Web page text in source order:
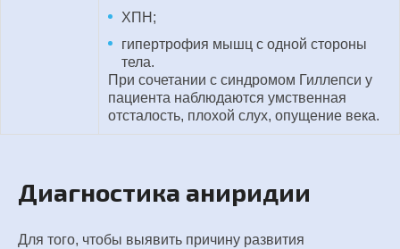
ХПН;
гипертрофия мышц с одной стороны
тела.
При сочетании с синдромом Гиллепси у
пациента наблюдаются умственная
отсталость, плохой слух, опущение века.
Диагностика аниридии
Для того, чтобы выявить причину развития